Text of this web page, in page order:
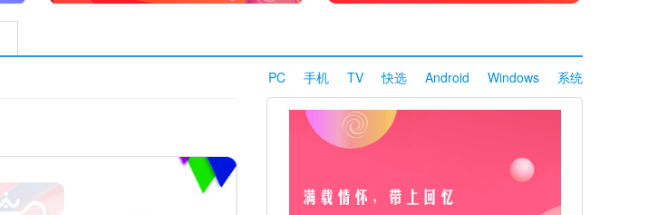
PC 手机 TV 快选 Android Windows 系统